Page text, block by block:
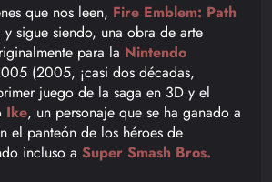
que nos leen, Fire Emblem: Path
y sigue siendo, una obra de arte
para la Nintendo
(2005, ¡casi dos décadas,
juego de la saga en 3D y el
Ike, un personaje que se ha ganado a
el panteón de los héroes de
incluso a Super Smash Bros.